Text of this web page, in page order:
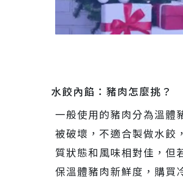
水餃內餡：豬肉怎麼挑？
一般使用的豬肉分為溫體
被破壞，不適合製做水餃
質狀態和風味相對佳，但
保溫體豬肉新鮮度，購買